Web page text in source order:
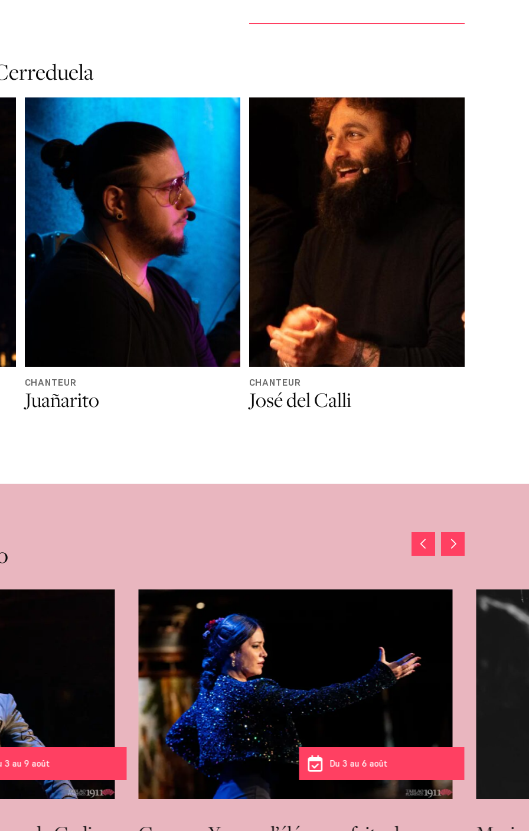
CHANTEUR
Juañarito
CHANTEUR
José del Calli
3 au 9 août Du 3 au 6 août